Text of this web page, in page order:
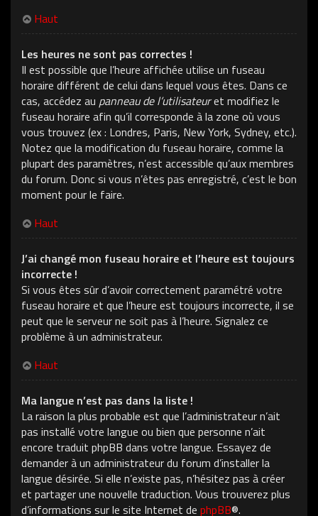
Haut
Les heures ne sont pas correctes !
Il est possible que l’heure affichée utilise un fuseau
horaire différent de celui dans lequel vous êtes. Dans ce
cas, accédez au panneau de l’utilisateuret modifiez le
fuseau horaire afin qu’il corresponde à la zone où vous
vous trouvez (ex : Londres, Paris, New York, Sydney, etc.).
Notez que la modification du fuseau horaire, comme la
plupart des paramètres, n’est accessible qu’aux membres
du forum. Donc si vous n’êtes pas enregistré, c’est le bon
moment pour le faire.
Haut
J’ai changé mon fuseau horaire et l’heure est toujours
incorrecte !
Si vous êtes sûr d’avoir correctement paramétré votre
fuseau horaire et que l’heure est toujours incorrecte, il se
peut que le serveur ne soit pas à l’heure. Signalez ce
problème à un administrateur.
Haut
Ma langue n’est pas dans la liste !
La raison la plus probable est que l’administrateur n’ait
pas installé votre langue ou bien que personne n’ait
encore traduit phpBB dans votre langue. Essayez de
demander à un administrateur du forum d’installer la
langue désirée. Si elle n’existe pas, n’hésitez pas à créer
et partager une nouvelle traduction. Vous trouverez plus
d’informations sur le site Internet de phpBB®.